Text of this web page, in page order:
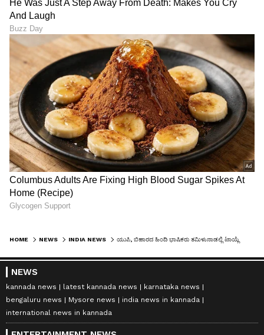
HOME NEWS INDIA NEWS
NEWS
kannada news latest kannada news
karnataka news
bengaluru news
Mysore news
india news in kannada
international news in kannada